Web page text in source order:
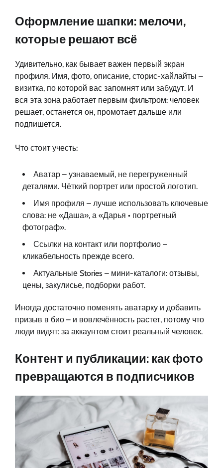
Оформление шапки: мелочи,
которые решают всё
Удивительно, как бывает важен первый экран
профиля. Имя, фото, описание, сторис-хайлайты –
визитка, по которой вас запомнят или забудут. И
вся эта зона работает первым фильтром: человек
решает, останется он, промотает дальше или
подпишется.
Что стоит учесть:
Аватар – узнаваемый, не перегруженный
деталями. Чёткий портрет или простой логотип.
Имя профиля – лучше использовать ключевые
слова: не «Даша», а «Дарья • портретный
фотограф».
Ссылки на контакт или портфолио –
кликабельность прежде всего.
Актуальные Stories – мини-каталоги: отзывы,
цены, закулисье, подборки работ.
Иногда достаточно поменять аватарку и добавить
призыв в био – и вовлечённость растет, потому что
люди видят: за аккаунтом стоит реальный человек.
Контент и публикации: как фото
превращаются в подписчиков